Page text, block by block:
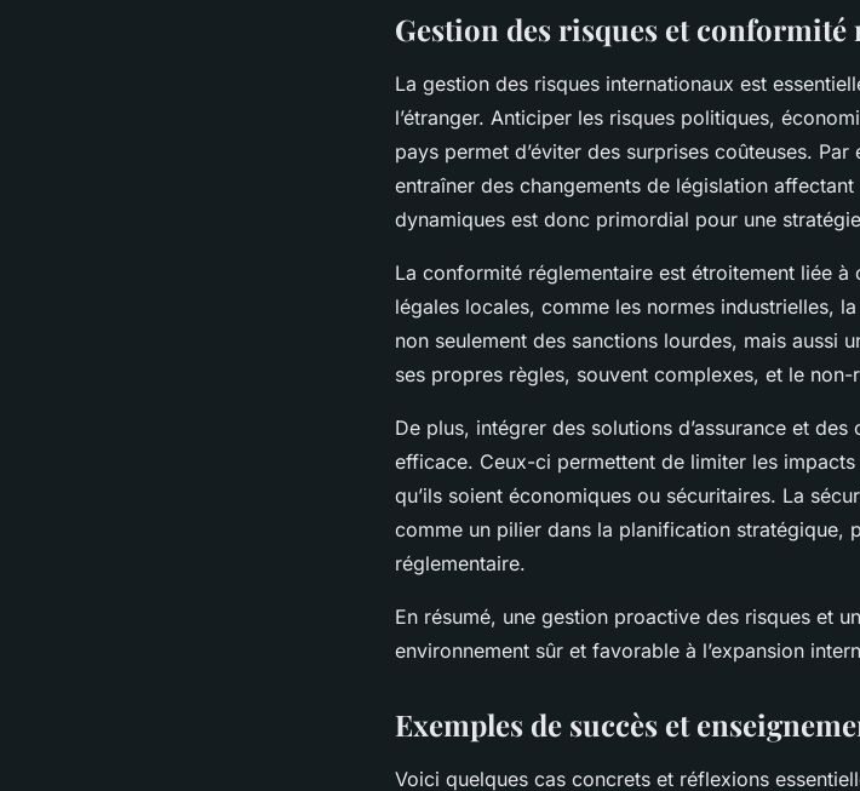
Gestion des risques et conformité
La gestion des risques internationaux est
l’étranger. Anticiper les risques politiques,
pays permet d’éviter des surprises coûteuses.
entraîner des changements de législation
dynamiques est donc primordial pour une
La conformité réglementaire est étroitement liée
légales locales, comme les normes industrielles,
non seulement des sanctions lourdes, mais aussi
ses propres règles, souvent complexes, et le
De plus, intégrer des solutions d’assurance et
efficace. Ceux-ci permettent de limiter les impacts
qu’ils soient économiques ou sécuritaires. La
comme un pilier dans la planification stratégique,
réglementaire.
En résumé, une gestion proactive des risques et
environnement sûr et favorable à l’expansion
Exemples de succès et
Voici quelques cas concrets et réflexions